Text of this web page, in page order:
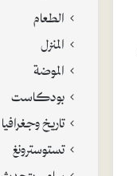
الطعام
المنزل
الموضة
بودكاست
تاريخ وجغرافيا
تستوسترونغ